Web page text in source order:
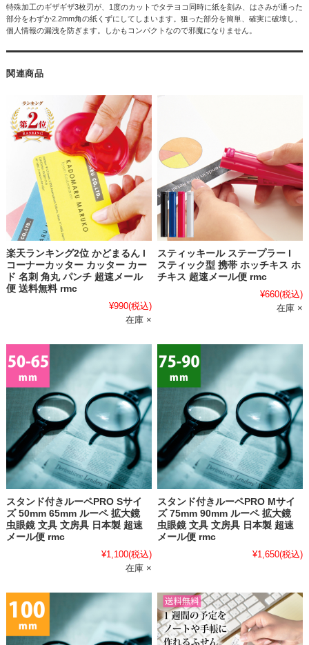
特殊加工のギザギザ3枚刃が、1度のカットでタテヨコ同時に紙を刻み、はさみが通った
部分をわずか2.2mm角の紙くずにしてしまいます。狙った部分を簡単、確実に破壊し、
個人情報の漏洩を防ぎます。しかもコンパクトなので邪魔になりません。
関連商品
楽天ランキング2位 かどまるん l
コーナーカッター カッター カー
ド 名刺 角丸 パンチ 超速メール
便 送料無料 rmc
¥990(税込)
在庫 ×
スティッキール ステープラー l
スティック型 携帯 ホッチキス ホ
チキス 超速メール便 rmc
¥660(税込)
在庫 ×
スタンド付きルーペPRO Sサイ
ズ 50mm 65mm ルーペ 拡大鏡
虫眼鏡 文具 文房具 日本製 超速
メール便 rmc
¥1,100(税込)
在庫 ×
スタンド付きルーペPRO Mサイ
ズ 75mm 90mm ルーペ 拡大鏡
虫眼鏡 文具 文房具 日本製 超速
メール便 rmc
¥1,650(税込)